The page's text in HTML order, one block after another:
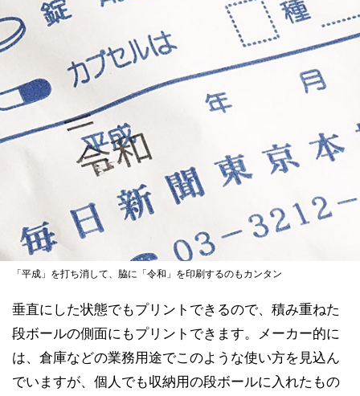
「平成」を打ち消して、脇に「令和」を印刷するのもカンタン
垂直にした状態でもプリントできるので、積み重ねた
段ボールの側面にもプリントできます。メーカー的に
は、倉庫などの業務用途でこのような使い方を見込ん
でいますが、個人でも収納用の段ボールに入れたもの